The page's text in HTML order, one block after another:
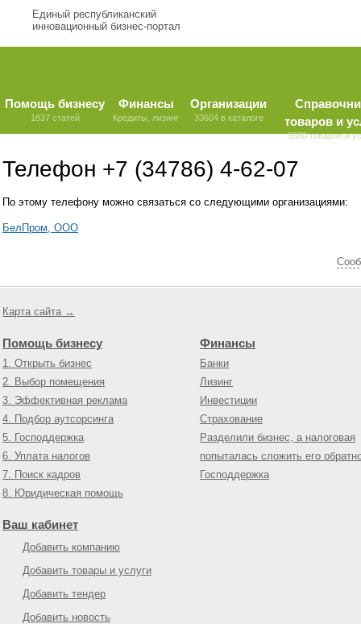
Единый республиканский
инновационный бизнес-портал
Помощь бизнесу
1837 статей
Финансы
Кредиты, лизинг
Организации
33604 в каталоге
товаров и
9580 товаров и
Телефон +7 (34786) 4-62-07
По этому телефону можно связаться со следующими организациями:
БелПром, ООО
Карта сайта →
Помощь бизнесу
1. Открыть бизнес
2. Выбор помещения
3. Эффективная реклама
4. Подбор аутсорсинга
5. Господдержка
6. Уплата налогов
7. Поиск кадров
8. Юридическая помощь
Финансы
Банки
Лизинг
Инвестиции
Страхование
Разделили бизнес, а налоговая
попыталась сложить его
Господдержка
Ваш кабинет
Добавить компанию
Добавить товары и услуги
Добавить тендер
Добавить новость